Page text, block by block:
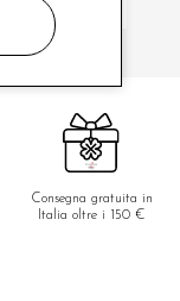
Consegna gratuita in
Italia oltre i 150 €